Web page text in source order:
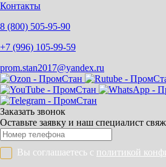
Контакты
8 (800) 505-95-90
+7 (996) 105-99-59
prom.stan2017@yandex.ru
Заказать звонок
Оставьте заявку и наш специалист
Вы соглашаетесь с политикой